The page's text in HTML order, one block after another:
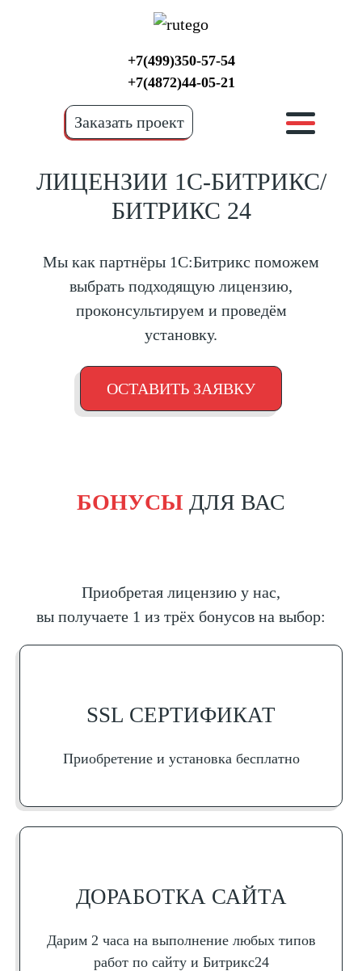
Заказать проект
+7(499)350-57-54
+7(4872)44-05-21
ЛИЦЕНЗИИ 1С-БИТРИКС/
БИТРИКС 24
Мы как партнёры 1С:Битрикс поможем
выбрать подходящую лицензию,
проконсультируем и проведём
установку.
ОСТАВИТЬ ЗАЯВКУ
БОНУСЫ ДЛЯ ВАС
Приобретая лицензию у нас,
вы получаете 1 из трёх бонусов на выбор:
SSL СЕРТИФИКАТ
Приобретение и установка бесплатно
ДОРАБОТКА САЙТА
Дарим 2 часа на выполнение любых типов
работ по сайту и Битрикс24